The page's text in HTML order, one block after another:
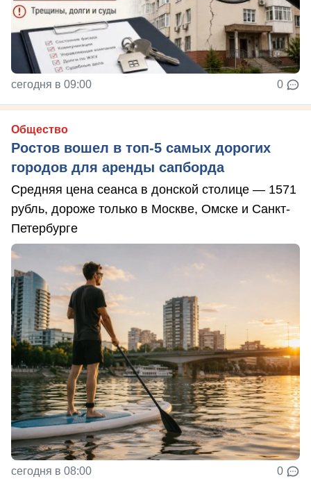
сегодня в 09:00 0
Общество
Ростов вошел в топ-5 самых дорогих
городов для аренды сапборда
Средняя цена сеанса в донской столице — 1571
рубль, дороже только в Москве, Омске и Санкт-
Петербурге
сегодня в 08:00 0